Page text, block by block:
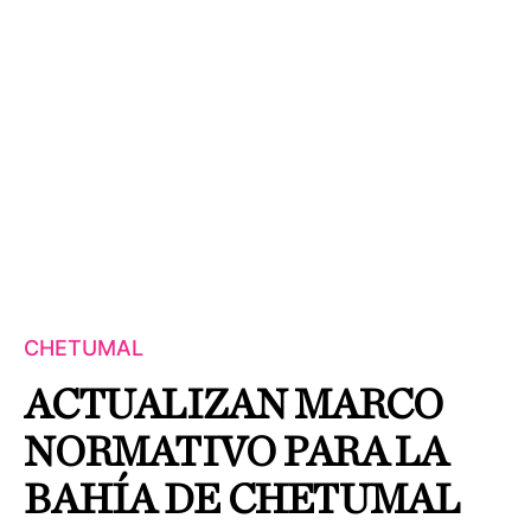
CHETUMAL
ACTUALIZAN MARCO
NORMATIVO PARA LA
BAHÍA DE CHETUMAL